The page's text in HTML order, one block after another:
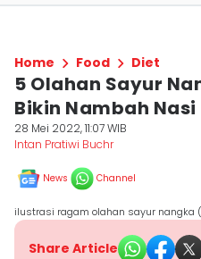
Home Food Diet
5 Olahan Sayur
Bikin Nambah Nasi
28 Mei 2022, 11:07 WIB
Intan Pratiwi Buchr
News Channel
ilustrasi ragam olahan sayur nangka
Share Article